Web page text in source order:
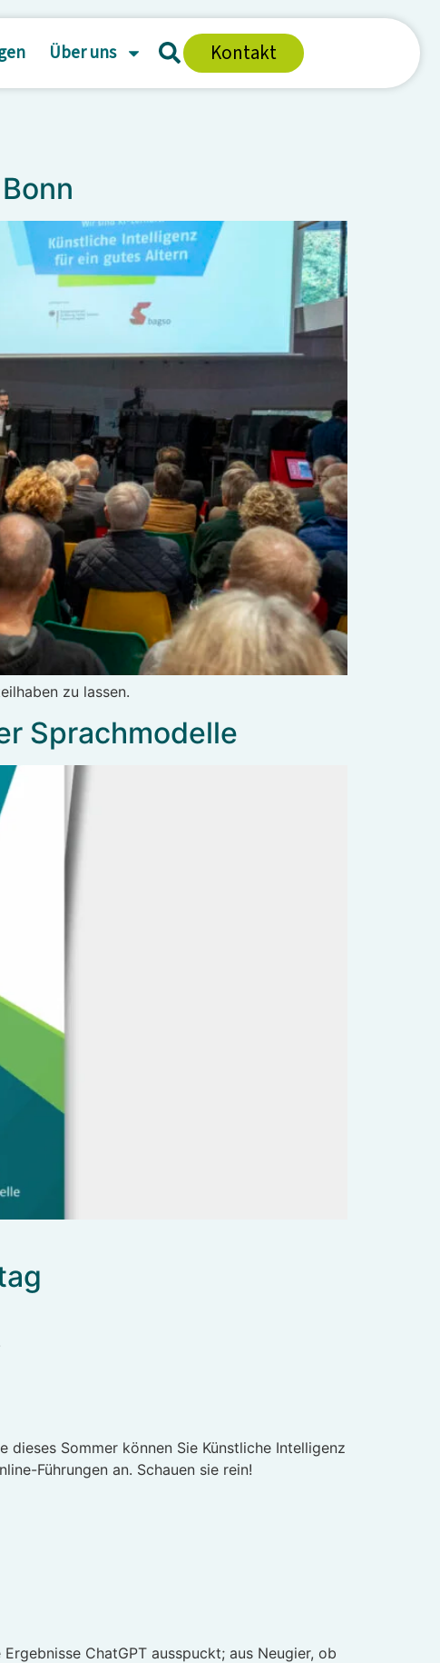
Über uns Kontakt
zu lassen.
Sprachmodelle
Sommer können Sie Künstliche Intelligenz
Führungen an. Schauen sie rein!
ChatGPT ausspuckt; aus Neugier, ob